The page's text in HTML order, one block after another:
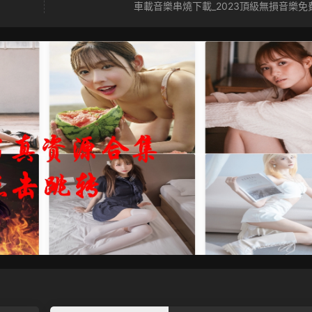
車載音樂串燒下載_2023頂級無損音樂免